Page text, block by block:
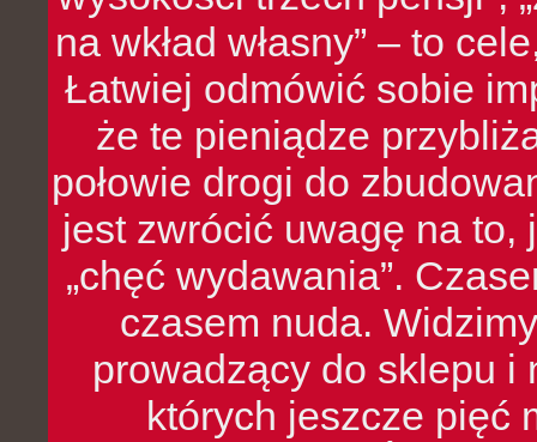
na wkład własny” – to
Łatwiej odmówić sobie
że te pieniądze
połowie drogi do
jest zwrócić uwagę na to,
„chęć wydawania”.
czasem nuda.
prowadzący do sklepu i
których jeszcze pięć